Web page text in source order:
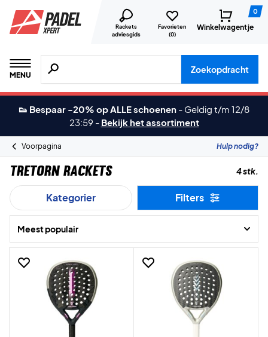
Rackets
adviesgids
Favorieten
(0)
0
Winkelwagentje
MENU
Zoeken naar producten, merken etc.
Zoekopdracht
👟 Bespaar -20% op ALLE schoenen - Geldig t/m 12/8
23:59 - Bekijk het assortiment
Voorpagina Hulp nodig?
Tretorn Rackets 4 stk.
Kategorier Filters
Meest populair